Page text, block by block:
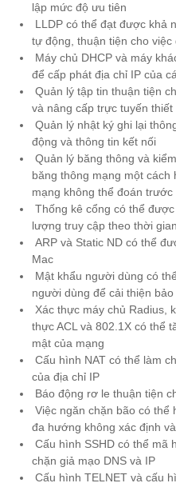
lập mức độ ưu tiên
LLDP có thể đạt được khả
tự động, thuận tiện cho việc
Máy chủ DHCP và máy
để cấp phát địa chỉ IP của
Quản lý tập tin thuận tiện
và nâng cấp trực tuyến thiết
Quản lý nhật ký ghi lại
động và thông tin kết nối
Quản lý băng thông và
băng thông mạng một
mạng không thể đoán trước
Thống kê cổng có thể
lượng truy cập theo thời
ARP và Static ND có thể
Mac
Mật khẩu người dùng có
người dùng để cải thiện
Xác thực máy chủ Radius,
thực ACL và 802.1X có thể
mật của mạng
Cấu hình NAT có thể làm
của địa chỉ IP
Báo động rơ le thuận tiện
Việc ngăn chặn bão có thể
đa hướng không xác định
Cấu hình SSHD có thể mã
chặn giả mạo DNS và IP
Cấu hình TELNET và cấu